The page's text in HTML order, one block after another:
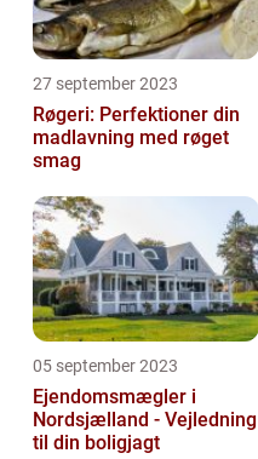
27 september 2023
Røgeri: Perfektioner din
madlavning med røget
smag
05 september 2023
Ejendomsmægler i
Nordsjælland - Vejledning
til din boligjagt